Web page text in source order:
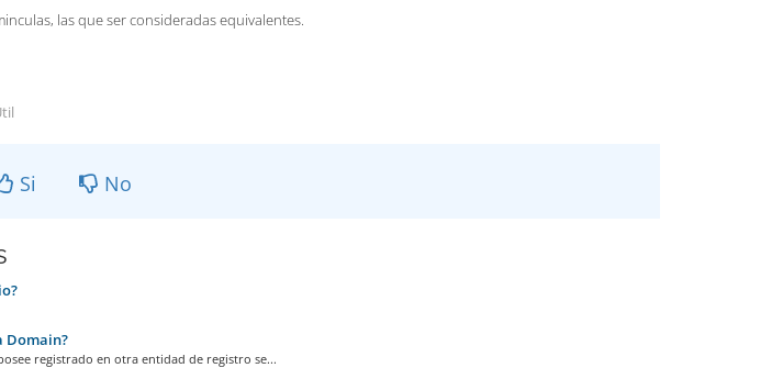
las que ser consideradas equivalentes.
Si No
Domain?
registrado en otra entidad de registro se...